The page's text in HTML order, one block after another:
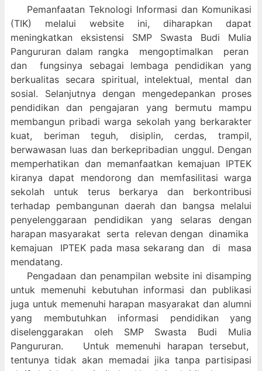
Pemanfaatan Teknologi Informasi dan Komunikasi
(TIK) melalui website ini, diharapkan dapat
meningkatkan eksistensi SMP Swasta Budi Mulia
Pangururan dalam rangka mengoptimalkan peran
dan fungsinya sebagai lembaga pendidikan yang
berkualitas secara spiritual, intelektual, mental dan
sosial. Selanjutnya dengan mengedepankan proses
pendidikan dan pengajaran yang bermutu mampu
membangun pribadi warga sekolah yang berkarakter
kuat, beriman teguh, disiplin, cerdas, trampil,
berwawasan luas dan berkepribadian unggul. Dengan
memperhatikan dan memanfaatkan kemajuan IPTEK
kiranya dapat mendorong dan memfasilitasi warga
sekolah untuk terus berkarya dan berkontribusi
terhadap pembangunan daerah dan bangsa melalui
penyelenggaraan pendidikan yang selaras dengan
harapan masyarakat serta relevan dengan dinamika
kemajuan IPTEK pada masa sekarang dan di masa
mendatang.
Pengadaan dan penampilan website ini disamping
untuk memenuhi kebutuhan informasi dan publikasi
juga untuk memenuhi harapan masyarakat dan alumni
yang membutuhkan informasi pendidikan yang
diselenggarakan oleh SMP Swasta Budi Mulia
Pangururan. Untuk memenuhi harapan tersebut,
tentunya tidak akan memadai jika tanpa partisipasi